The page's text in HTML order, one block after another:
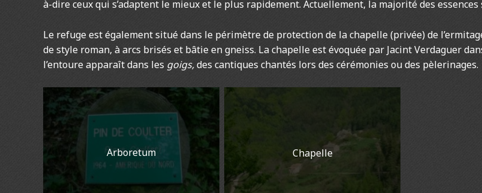
à-dire ceux qui s’adaptent le mieux et le plus rapidement. Actuellement, la majorité des
Le refuge est également situé dans le périmètre de protection de la chapelle (privée) de
de style roman, à arcs brisés et bâtie en gneiss. La chapelle est évoquée par Jacint Verdaguer
l’entoure apparaît dans les goigs,des cantiques chantés lors des cérémonies ou des pèlerinages.
Arboretum Chapelle